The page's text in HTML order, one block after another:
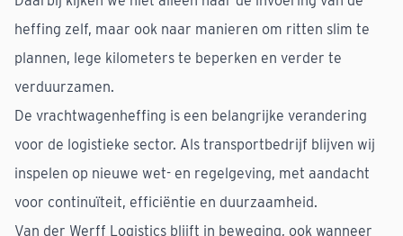
heffing zelf, maar ook naar manieren om ritten slim te
plannen, lege kilometers te beperken en verder te
verduurzamen.
De vrachtwagenheffing is een belangrijke verandering
voor de logistieke sector. Als transportbedrijf blijven wij
inspelen op nieuwe wet- en regelgeving, met aandacht
voor continuïteit, efficiëntie en duurzaamheid.
Van der Werff Logistics blijft in beweging, ook wanneer